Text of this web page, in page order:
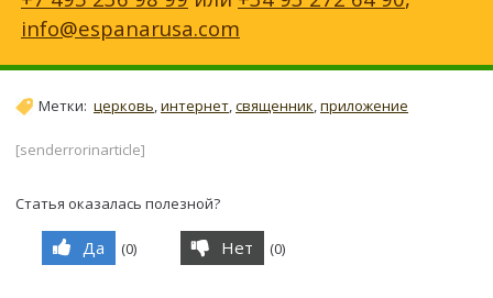
info@espanarusa.com
Метки: церковь,интернет,священник,приложение
[senderrorinarticle]
Статья оказалась полезной?
Да (0) Нет (0)